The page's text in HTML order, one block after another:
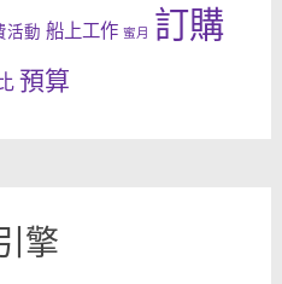
活動 船上工作 蜜月 訂購
預算
擎